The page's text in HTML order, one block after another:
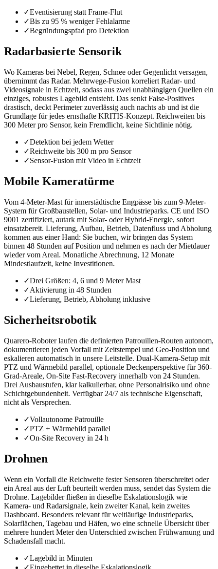
✓Eventisierung statt Frame-Flut
✓Bis zu 95 % weniger Fehlalarme
✓Begründungspfad pro Detektion
Radarbasierte Sensorik
Wo Kameras bei Nebel, Regen, Schnee oder Gegenlicht versagen,
übernimmt das Radar. Mehrwege-Fusion korreliert Radar- und
Videosignale in Echtzeit, sodass aus zwei unabhängigen Quellen ein
einziges, robustes Lagebild entsteht. Das senkt False-Positives
drastisch, deckt Perimeter zuverlässig auch nachts ab und ist die
Grundlage für jedes ernsthafte KRITIS-Konzept. Reichweiten bis
300 Meter pro Sensor, kein Fremdlicht, keine Sichtlinie nötig.
✓Detektion bei jedem Wetter
✓Reichweite bis 300 m pro Sensor
✓Sensor-Fusion mit Video in Echtzeit
Mobile Kameratürme
Vom 4-Meter-Mast für innerstädtische Engpässe bis zum 9-Meter-
System für Großbaustellen, Solar- und Industrieparks. CE und ISO
9001 zertifiziert, autark mit Solar- oder Hybrid-Energie, sofort
einsatzbereit. Lieferung, Aufbau, Betrieb, Datenfluss und Abholung
kommen aus einer Hand: Sie buchen, wir bringen das System
binnen 48 Stunden auf Position und nehmen es nach der Mietdauer
wieder vom Areal. Monatliche Abrechnung, 12 Monate
Mindestlaufzeit, keine Investitionen.
✓Drei Größen: 4, 6 und 9 Meter Mast
✓Aktivierung in 48 Stunden
✓Lieferung, Betrieb, Abholung inklusive
Sicherheitsrobotik
Quarero-Roboter laufen die definierten Patrouillen-Routen autonom,
dokumentieren jeden Vorfall mit Zeitstempel und Geo-Position und
eskalieren automatisch in unsere Leitstelle. Dual-Kamera-Setup mit
PTZ und Wärmebild parallel, optionale Deckenperspektive für 360-
Grad-Areale, On-Site Fast-Recovery innerhalb von 24 Stunden.
Drei Ausbaustufen, klar kalkulierbar, ohne Personalrisiko und ohne
Schichtgebundenheit. Verfügbar 24/7 als technische Eigenschaft,
nicht als Versprechen.
✓Vollautonome Patrouille
✓PTZ + Wärmebild parallel
✓On-Site Recovery in 24 h
Drohnen
Wenn ein Vorfall die Reichweite fester Sensoren überschreitet oder
ein Areal aus der Luft beurteilt werden muss, sendet das System die
Drohne. Lagebilder fließen in dieselbe Eskalationslogik wie
Kamera- und Radarsignale, kein zweiter Kanal, kein zweites
Dashboard. Besonders relevant für weitläufige Industrieparks,
Solarflächen, Tagebau und Häfen, wo eine schnelle Übersicht über
mehrere hundert Meter den Unterschied zwischen Frühwarnung und
Schadensfall macht.
✓Lagebild in Minuten
✓Eingebettet in dieselbe Eskalationslogik